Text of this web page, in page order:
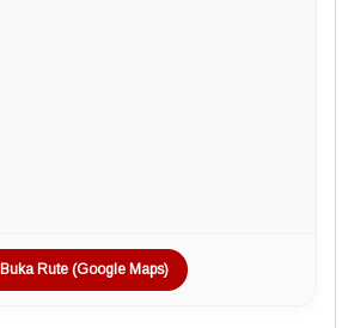
Buka Rute (Google Maps)